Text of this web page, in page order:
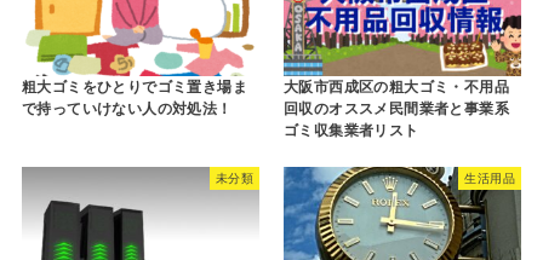
粗大ゴミをひとりでゴミ置き場ま
で持っていけない人の対処法！
大阪市西成区の粗大ゴミ・不用品
回収のオススメ民間業者と事業系
ゴミ収集業者リスト
未分類 生活用品